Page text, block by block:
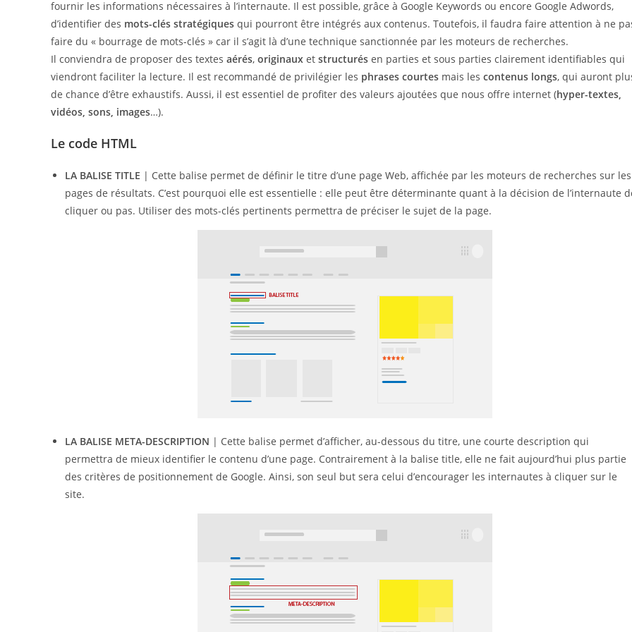
fournir les informations nécessaires à l’internaute. Il est possible, grâce à Google Keywords ou encore Google Adwords,
d’identifier des mots-clés stratégiques qui pourront être intégrés aux contenus. Toutefois, il faudra faire attention à ne
faire du « bourrage de mots-clés » car il s’agit là d’une technique sanctionnée par les moteurs de recherches.
Il conviendra de proposer des textes aérés, originaux et structurés en parties et sous parties clairement identifiables qui
viendront faciliter la lecture. Il est recommandé de privilégier les phrases courtes mais les contenus longs, qui auront
de chance d’être exhaustifs. Aussi, il est essentiel de profiter des valeurs ajoutées que nous offre internet (hyper-textes,
vidéos, sons, images…).
Le code HTML
LA BALISE TITLE | Cette balise permet de définir le titre d’une page Web, affichée par les moteurs de recherches sur les
pages de résultats. C’est pourquoi elle est essentielle : elle peut être déterminante quant à la décision de l’internaute
cliquer ou pas. Utiliser des mots-clés pertinents permettra de préciser le sujet de la page.
LA BALISE META-DESCRIPTION | Cette balise permet d’afficher, au-dessous du titre, une courte description qui
permettra de mieux identifier le contenu d’une page. Contrairement à la balise title, elle ne fait aujourd’hui plus partie
des critères de positionnement de Google. Ainsi, son seul but sera celui d’encourager les internautes à cliquer sur le
site.